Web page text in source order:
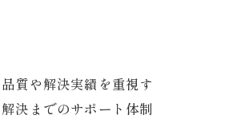
質や解決実績を重視す
決までのサポート体制